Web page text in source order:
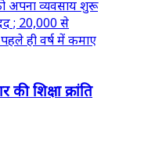
शिक्षा क्रांति